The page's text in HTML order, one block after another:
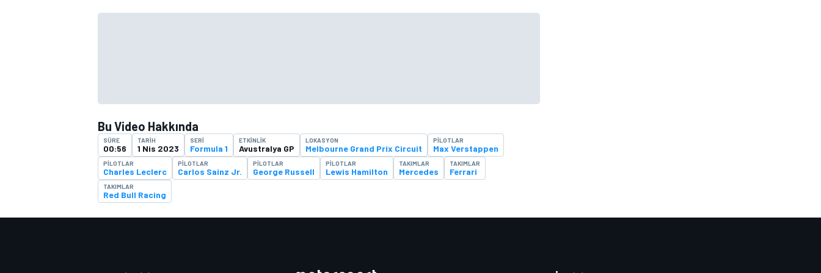
Bu Video Hakkında
SÜRE
00:56
TARIH
1 Nis 2023
SERI
Formula 1
ETKINLIK
Avustralya GP
LOKASYON
Melbourne Grand Prix Circuit
PILOTLAR
Max Verstappen
PILOTLAR
Charles Leclerc
PILOTLAR
Carlos Sainz Jr.
PILOTLAR
George Russell
PILOTLAR
Lewis Hamilton
TAKIMLAR
Mercedes
TAKIMLAR
Ferrari
TAKIMLAR
Red Bull Racing